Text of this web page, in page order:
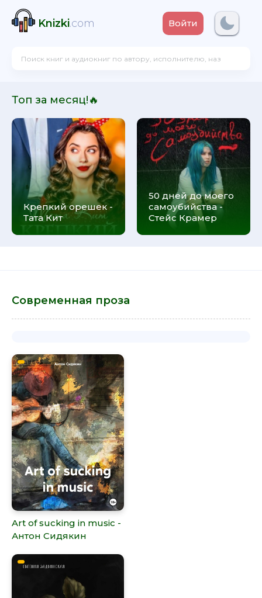
Knizki.com Войти
Топ за месяц!🔥
Крепкий орешек -
Тата Кит
50 дней до моего
самоубийства -
Стейс Крамер
Современная проза
Art of sucking in music -
Антон Сидякин